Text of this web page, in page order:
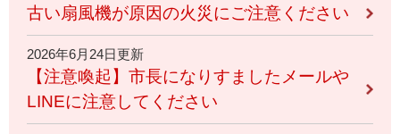
古い扇風機が原因の火災にご注意ください
2026年6月24日更新
【注意喚起】市長になりすましたメールや
LINEに注意してください